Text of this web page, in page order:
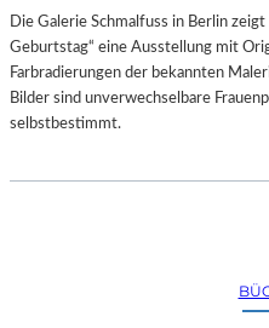
Die Galerie Schmalfuss in Berlin
Geburtstag“ eine Ausstellung mit
Farbradierungen der bekannten
Bilder sind unverwechselbare
selbstbestimmt.